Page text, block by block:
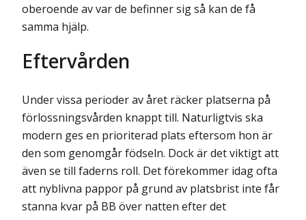
oberoende av var de befinner sig så kan de få
samma hjälp.
Eftervården
Under vissa perioder av året räcker platserna på
förlossningsvården knappt till. Naturligtvis ska
modern ges en prioriterad plats eftersom hon är
den som genomgår födseln. Dock är det viktigt att
även se till faderns roll. Det förekommer idag ofta
att nyblivna pappor på grund av platsbrist inte får
stanna kvar på BB över natten efter det